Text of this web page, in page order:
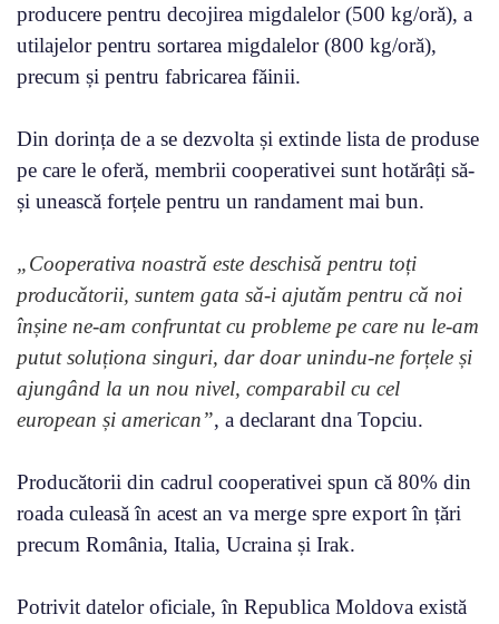
producere pentru decojirea migdalelor (500 kg/oră), a
utilajelor pentru sortarea migdalelor (800 kg/oră),
precum și pentru fabricarea făinii.
Din dorința de a se dezvolta și extinde lista de produse
pe care le oferă, membrii cooperativei sunt hotărâți să-
și unească forțele pentru un randament mai bun.
„Cooperativa noastră este deschisă pentru toți
producătorii, suntem gata să-i ajutăm pentru că noi
înșine ne-am confruntat cu probleme pe care nu le-am
putut soluționa singuri, dar doar unindu-ne forțele și
ajungând la un nou nivel, comparabil cu cel
european și american”, a declarant dna Topciu.
Producătorii din cadrul cooperativei spun că 80% din
roada culeasă în acest an va merge spre export în țări
precum România, Italia, Ucraina și Irak.
Potrivit datelor oficiale, în Republica Moldova există